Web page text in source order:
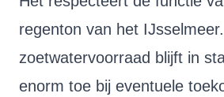
regenton van het
zoetwatervoorraad blijft in
enorm toe bij eventuele